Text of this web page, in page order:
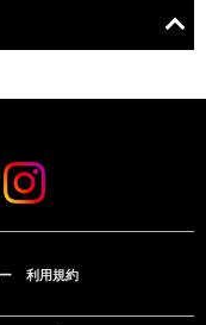
利用規約